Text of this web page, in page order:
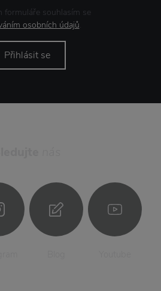
formuláře souhlasím se
osobních údajů.
Přihlásit se